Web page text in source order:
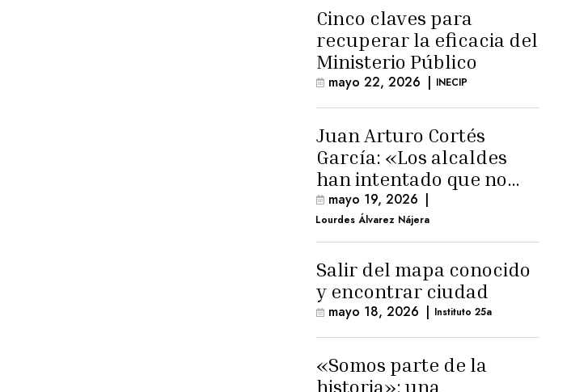
Cinco claves para
recuperar la eficacia del
Ministerio Público
mayo 22, 2026 | INECIP
Juan Arturo Cortés
García: «Los alcaldes
han intentado que no
exista el terreno
comunal»
mayo 19, 2026 |
Lourdes Álvarez Nájera
Salir del mapa conocido
y encontrar ciudad
mayo 18, 2026 | Instituto 25a
«Somos parte de la
historia»: una